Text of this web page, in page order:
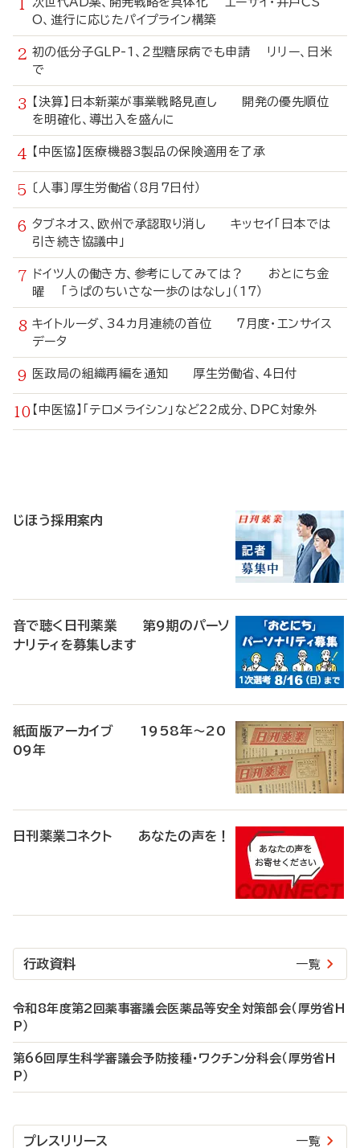
O、進行に応じたパイプライン構築
初の低分子GLP-1、2型糖尿病でも申請 リリー、日米
で
【決算】日本新薬が事業戦略見直し 開発の優先順位
を明確化、導出入を盛んに
【中医協】医療機器3製品の保険適用を了承
〔人事〕厚生労働省（8月7日付）
タブネオス、欧州で承認取り消し キッセイ「日本では
引き続き協議中」
ドイツ人の働き方、参考にしてみては？ おとにち金
曜 「うぱのちいさな一歩のはなし」（17）
キイトルーダ、34カ月連続の首位 7月度・エンサイス
データ
医政局の組織再編を通知 厚生労働省、4日付
【中医協】「テロメライシン」など22成分、DPC対象外
じほう採用案内
音で聴く日刊薬業 第9期のパーソ
ナリティを募集します
紙面版アーカイブ 1958年～20
09年
日刊薬業コネクト あなたの声を！
行政資料 一覧
令和8年度第2回薬事審議会医薬品等安全対策部会（厚労省H
P）
第66回厚生科学審議会予防接種・ワクチン分科会（厚労省H
P）
プレスリリース 一覧